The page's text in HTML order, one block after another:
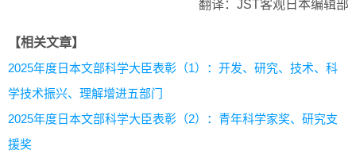
翻译：JST客观日本编辑部
【相关文章】
2025年度日本文部科学大臣表彰（1）：开发、研究、技术、科
学技术振兴、理解增进五部门
2025年度日本文部科学大臣表彰（2）：青年科学家奖、研究支
援奖